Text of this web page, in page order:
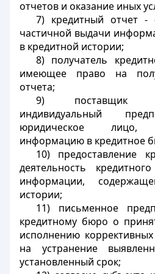
отчетов и оказание иных
7) кредитный отчет -
частичной выдачи
в кредитной истории;
8) получатель
имеющее право на
отчета;
9) поставщик
индивидуальный
юридическое лицо,
информацию в кредитное
10) предоставление
деятельность
информации,
истории;
11) письменное
кредитному бюро о
исполнению коррективных
на устранение
установленный срок;